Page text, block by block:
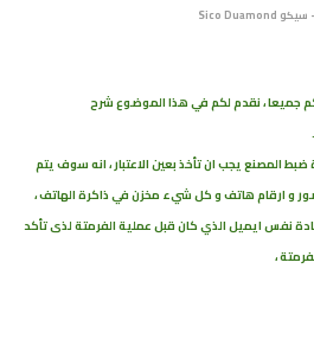
جميعا ، نقدم لكم في هذا الموضوع شرح
.
ضبطالمصنع يجب ان تأخذ بعين الاعتبار ، انه سوف يتم
و ارقامهاتف و كل شيء مخزنفيذاكرة الهاتف ،
نفس ايميل الذي كان قبل عملية الفرمتة لذى تأكد
،